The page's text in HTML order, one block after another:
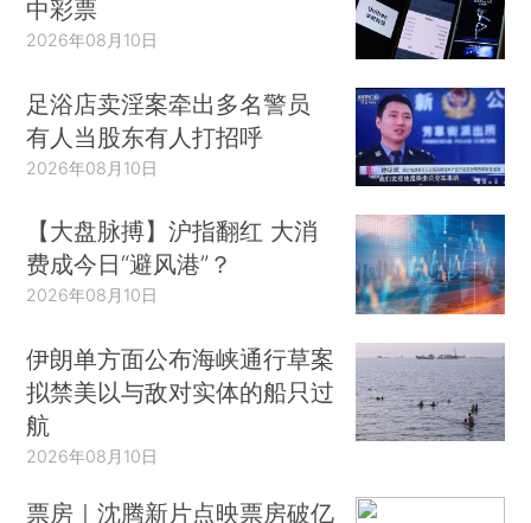
中彩票
2026年08月10日
足浴店卖淫案牵出多名警员
有人当股东有人打招呼
2026年08月10日
【大盘脉搏】沪指翻红 大消
费成今日“避风港”？
2026年08月10日
伊朗单方面公布海峡通行草案
拟禁美以与敌对实体的船只过
航
2026年08月10日
票房｜沈腾新片点映票房破亿